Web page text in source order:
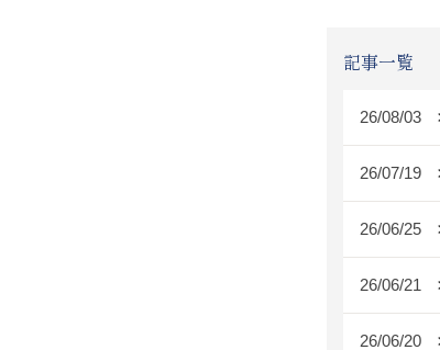
記事一覧
26/08/03
26/07/19
26/06/25
26/06/21
26/06/20